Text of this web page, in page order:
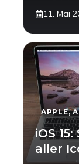
11. Mai
APPLE,
iOS
aller